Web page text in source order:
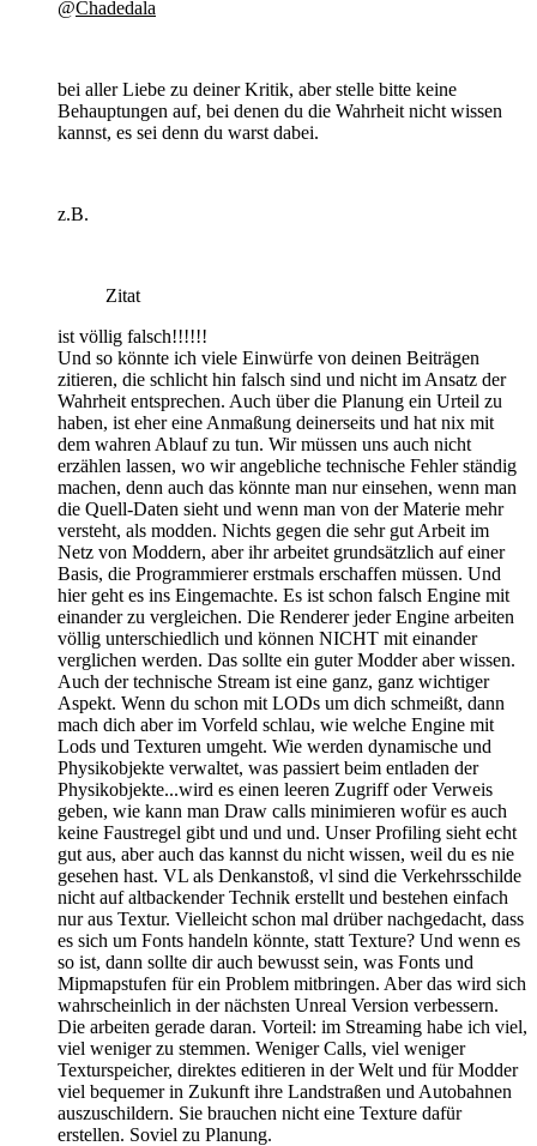
@Chadedala
bei aller Liebe zu deiner Kritik, aber stelle bitte keine
Behauptungen auf, bei denen du die Wahrheit nicht wissen
kannst, es sei denn du warst dabei.
z.B.
Zitat
ist völlig falsch!!!!!!
Und so könnte ich viele Einwürfe von deinen Beiträgen
zitieren, die schlicht hin falsch sind und nicht im Ansatz der
Wahrheit entsprechen. Auch über die Planung ein Urteil zu
haben, ist eher eine Anmaßung deinerseits und hat nix mit
dem wahren Ablauf zu tun. Wir müssen uns auch nicht
erzählen lassen, wo wir angebliche technische Fehler ständig
machen, denn auch das könnte man nur einsehen, wenn man
die Quell-Daten sieht und wenn man von der Materie mehr
versteht, als modden. Nichts gegen die sehr gut Arbeit im
Netz von Moddern, aber ihr arbeitet grundsätzlich auf einer
Basis, die Programmierer erstmals erschaffen müssen. Und
hier geht es ins Eingemachte. Es ist schon falsch Engine mit
einander zu vergleichen. Die Renderer jeder Engine arbeiten
völlig unterschiedlich und können NICHT mit einander
verglichen werden. Das sollte ein guter Modder aber wissen.
Auch der technische Stream ist eine ganz, ganz wichtiger
Aspekt. Wenn du schon mit LODs um dich schmeißt, dann
mach dich aber im Vorfeld schlau, wie welche Engine mit
Lods und Texturen umgeht. Wie werden dynamische und
Physikobjekte verwaltet, was passiert beim entladen der
Physikobjekte...wird es einen leeren Zugriff oder Verweis
geben, wie kann man Draw calls minimieren wofür es auch
keine Faustregel gibt und und und. Unser Profiling sieht echt
gut aus, aber auch das kannst du nicht wissen, weil du es nie
gesehen hast. VL als Denkanstoß, vl sind die Verkehrsschilde
nicht auf altbackender Technik erstellt und bestehen einfach
nur aus Textur. Vielleicht schon mal drüber nachgedacht, dass
es sich um Fonts handeln könnte, statt Texture? Und wenn es
so ist, dann sollte dir auch bewusst sein, was Fonts und
Mipmapstufen für ein Problem mitbringen. Aber das wird sich
wahrscheinlich in der nächsten Unreal Version verbessern.
Die arbeiten gerade daran. Vorteil: im Streaming habe ich viel,
viel weniger zu stemmen. Weniger Calls, viel weniger
Texturspeicher, direktes editieren in der Welt und für Modder
viel bequemer in Zukunft ihre Landstraßen und Autobahnen
auszuschildern. Sie brauchen nicht eine Texture dafür
erstellen. Soviel zu Planung.